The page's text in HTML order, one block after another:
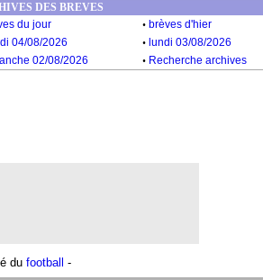
DES BREVES
du jour . brèves d'hier
04/08/2026 . lundi 03/08/2026
02/08/2026 . Recherche archives
du football -